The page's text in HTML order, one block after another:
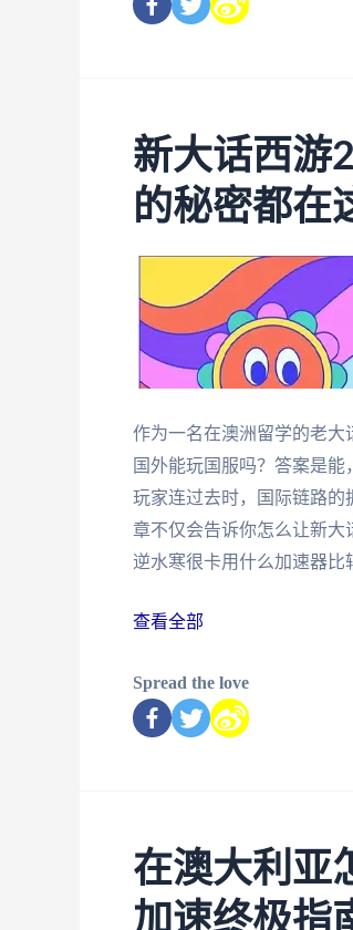
新大话西游
的秘密都在
作为一名在澳洲留学的老
国外能玩国服吗？答案是
玩家连过去时，国际链路的
章不仅会告诉你怎么让新大
逆水寒很卡用什么加速器比
查看全部
Spread the love
在澳大利亚
加速终极指